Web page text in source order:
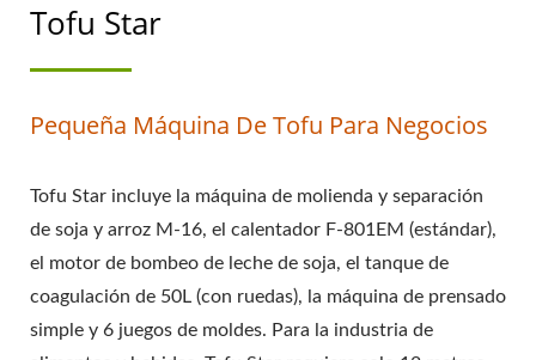
TOFU, MÁQUINA DE
TOFU, MÁQUINA DE
TOFU EN VENTA,
FABRICANTE DE
MÁQUINAS DE TOFU,
FABRICANTE DE
MÁQUINAS DE TOFU,
Tofu Star
Pequeña Máquina De Tofu Para Negocios
Tofu Star incluye la máquina de molienda y separación
de soja y arroz M-16, el calentador F-801EM (estándar),
el motor de bombeo de leche de soja, el tanque de
coagulación de 50L (con ruedas), la máquina de prensado
simple y 6 juegos de moldes. Para la industria de